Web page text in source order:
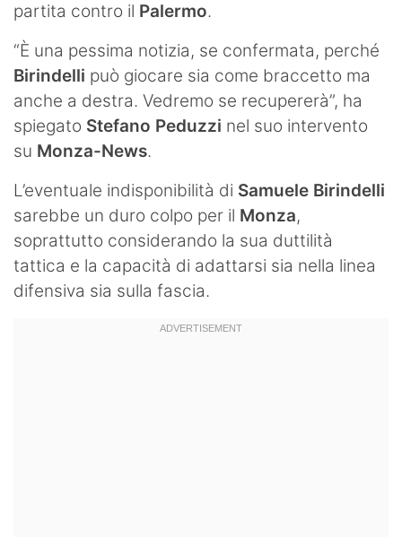
partita contro il Palermo.
“È una pessima notizia, se confermata, perché
Birindelli può giocare sia come braccetto ma
anche a destra. Vedremo se recupererà”, ha
spiegato Stefano Peduzzi nel suo intervento
su Monza-News.
L’eventuale indisponibilità di Samuele Birindelli
sarebbe un duro colpo per il Monza,
soprattutto considerando la sua duttilità
tattica e la capacità di adattarsi sia nella linea
difensiva sia sulla fascia.